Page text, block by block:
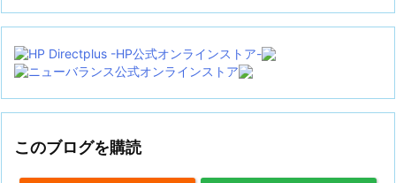
イ
このブログを購読